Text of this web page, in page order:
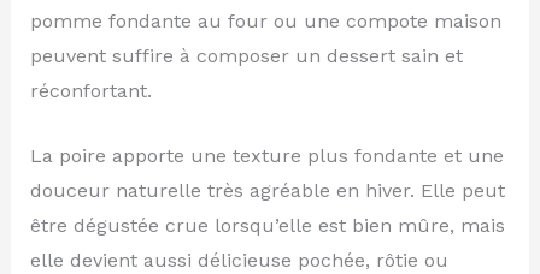
pomme fondante au four ou une compote maison
peuvent suffire à composer un dessert sain et
réconfortant.
La poire apporte une texture plus fondante et une
douceur naturelle très agréable en hiver. Elle peut
être dégustée crue lorsqu’elle est bien mûre, mais
elle devient aussi délicieuse pochée, rôtie ou